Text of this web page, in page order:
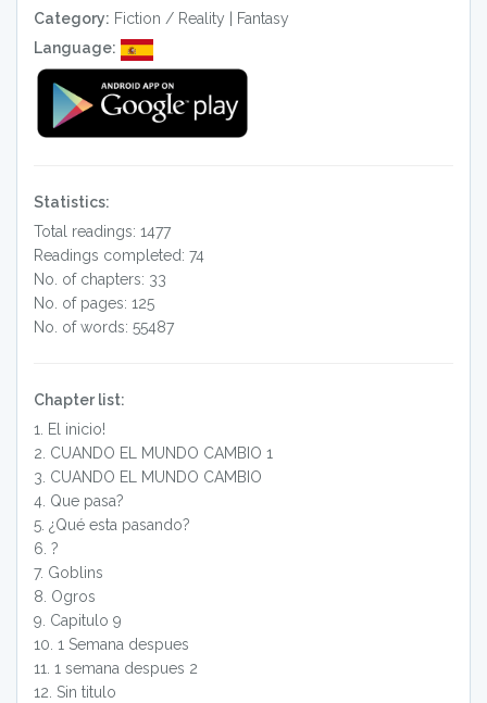
Category: Fiction / Reality
Fantasy
Language:
Statistics:
Total readings: 1477
Readings completed: 74
No. of chapters: 33
No. of pages: 125
No. of words: 55487
Chapter list:
1. El inicio!
2. CUANDO EL MUNDO CAMBIO 1
3. CUANDO EL MUNDO CAMBIO
4. Que pasa?
5. ¿Qué esta pasando?
6. ?
7. Goblins
8. Ogros
9. Capitulo 9
10. 1 Semana despues
11. 1 semana despues 2
12. Sin titulo